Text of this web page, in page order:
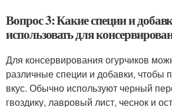
Вопрос 3: Какие специи и
использовать для
Для консервирования огурчиков
различные специи и добавки, чтобы
вкус. Обычно используют черный
гвоздику, лавровый лист, чеснок и